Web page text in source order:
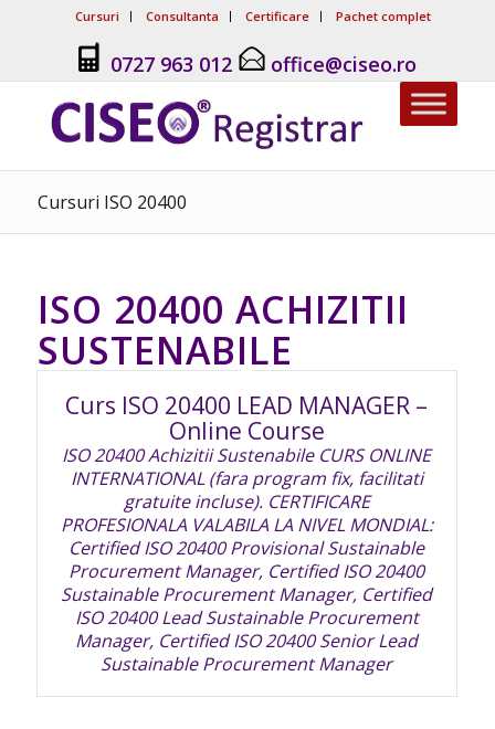
Cursuri Consultanta Certificare Pachet complet
0727 963 012 office@ciseo.ro
Cursuri ISO 20400
ISO 20400 ACHIZITII
SUSTENABILE
Curs ISO 20400 LEAD MANAGER –
Online Course
ISO 20400 Achizitii Sustenabile CURS ONLINE
INTERNATIONAL (fara program fix, facilitati
gratuite incluse). CERTIFICARE
PROFESIONALA VALABILA LA NIVEL MONDIAL:
Certified ISO 20400 Provisional Sustainable
Procurement Manager, Certified ISO 20400
Sustainable Procurement Manager, Certified
ISO 20400 Lead Sustainable Procurement
Manager, Certified ISO 20400 Senior Lead
Sustainable Procurement Manager